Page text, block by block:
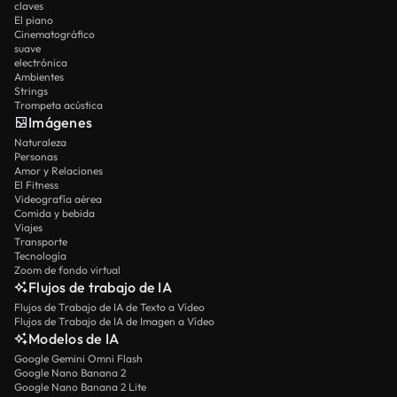
claves
El piano
Cinematográfico
suave
electrónica
Ambientes
Strings
Trompeta acústica
Imágenes
Naturaleza
Personas
Amor y Relaciones
El Fitness
Videografía aérea
Comida y bebida
Viajes
Transporte
Tecnología
Zoom de fondo virtual
Flujos de trabajo de IA
Flujos de Trabajo de IA de Texto a Vídeo
Flujos de Trabajo de IA de Imagen a Vídeo
Modelos de IA
Google Gemini Omni Flash
Google Nano Banana 2
Google Nano Banana 2 Lite